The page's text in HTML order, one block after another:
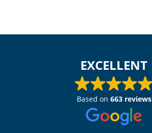
EXCELLENT
Based on 663 reviews